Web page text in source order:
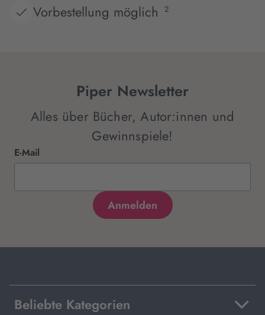
Vorbestellung möglich 2
Piper Newsletter
Alles über Bücher, Autor:innen und
Gewinnspiele!
E-Mail
Beliebte Kategorien